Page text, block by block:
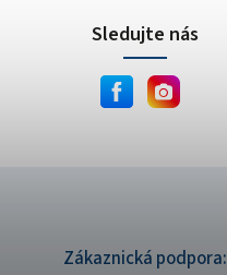
Zákaznická podpora:
Sledujte nás